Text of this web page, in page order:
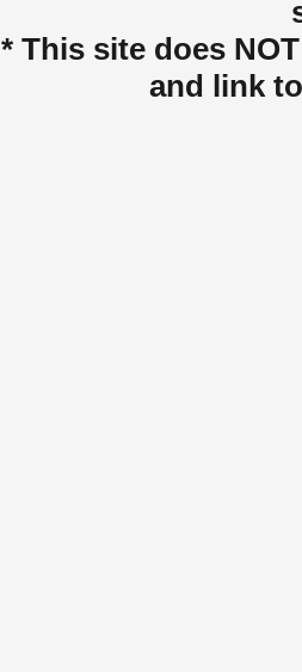
* This site does
and link